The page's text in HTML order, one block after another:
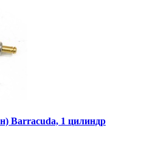
Barracuda, 1 цилиндр